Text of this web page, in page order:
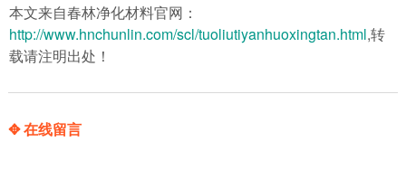
本文来自春林净化材料官网：
http://www.hnchunlin.com/scl/tuoliutiyanhuoxingtan.html,转
载请注明出处！
✥ 在线留言